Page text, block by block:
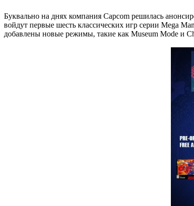
Буквально на днях компания Capcom решилась
войдут первые шесть классических игр серии Mega
добавлены новые режимы, такие как Museum Mode и